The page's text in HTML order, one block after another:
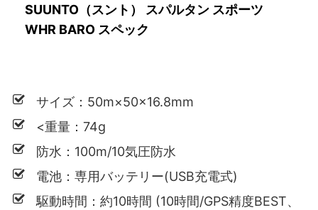
SUUNTO（スント） スパルタン スポーツ
WHR BARO スペック
サイズ： 50m×50×16.8mm
<重量：74g
防水：100m/10気圧防水
電池：専用バッテリー(USB充電式)
駆動時間：約10時間 (10時間/GPS精度BEST、